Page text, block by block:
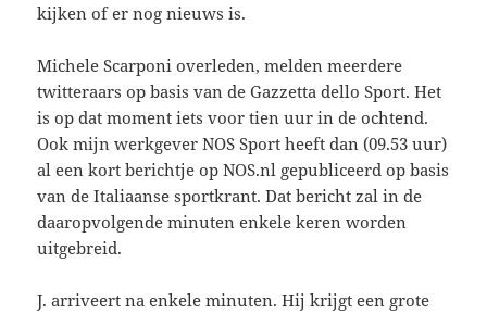
kijken of er nog nieuws is.
Michele Scarponi overleden, melden meerdere
twitteraars op basis van de Gazzetta dello Sport. Het
is op dat moment iets voor tien uur in de ochtend.
Ook mijn werkgever NOS Sport heeft dan (09.53 uur)
al een kort berichtje op NOS.nl gepubliceerd op basis
van de Italiaanse sportkrant. Dat bericht zal in de
daaropvolgende minuten enkele keren worden
uitgebreid.
J. arriveert na enkele minuten. Hij krijgt een grote